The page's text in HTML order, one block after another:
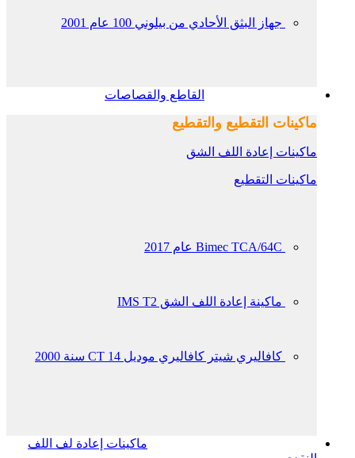
جهاز البثق الأحادي من بيلوني 100 عام 2001
القاطع والقصاصات
ماكينات التقطيع والتقطيع
ماكينات إعادة اللف الشق
ماكينات التقطيع
Bimec TCA/64C عام 2017
ماكينة إعادة اللف الشق IMS T2
كافاليري شيتر كافاليري موديل CT 14 سنة 2000
ماكينات إعادة لف اللف